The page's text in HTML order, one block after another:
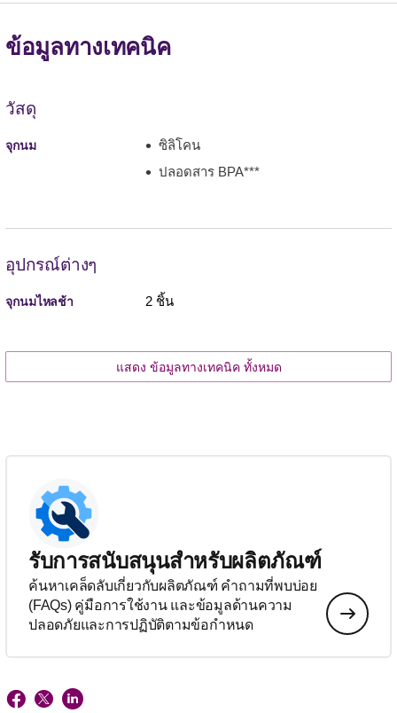
ข้อมูลทางเทคนิค
วัสดุ
จุกนม
ซิลิโคน
ปลอดสาร BPA***
อุปกรณ์ต่างๆ
จุกนมไหลช้า 2 ชิ้น
แสดง ข้อมูลทางเทคนิค ทั้งหมด
รับการสนับสนุนสำหรับผลิตภัณฑ์
ค้นหาเคล็ดลับเกี่ยวกับผลิตภัณฑ์ คำถามที่พบบ่อย
(FAQs) คู่มือการใช้งาน และข้อมูลด้านความ
ปลอดภัยและการปฏิบัติตามข้อกำหนด